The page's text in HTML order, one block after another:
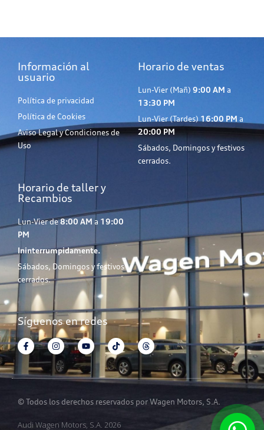
Información al
usuario
Política de privacidad
Política de Cookies
Aviso Legal y Condiciones de
Uso
Horario de ventas
Lun-Vier (Mañ) 9:00 AM a
13:30 PM
Lun-Vier (Tardes) 16:00 PM a
20:00 PM
Sábados, Domingos y festivos
cerrados.
Horario de taller y
Recambios
Lun-Vier de8:00 AM a 19:00
PM
Ininterrumpidamente.
Sábados, Domingos y festivos
cerrados.
Síguenos en redes
© Todos los derechos reservados por Wagen Motors, S.A.
Audi Wagen Motors, S.A. 2026